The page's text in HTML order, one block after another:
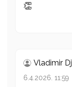
👏
Vladimir
6.4.2026. 11:59